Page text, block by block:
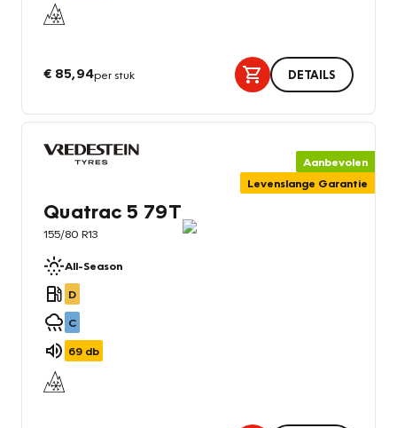
€ 85,94per stuk DETAILS
Aanbevolen
Levenslange Garantie
Quatrac 5 79T
155/80 R13
All-Season
D
C
69 db